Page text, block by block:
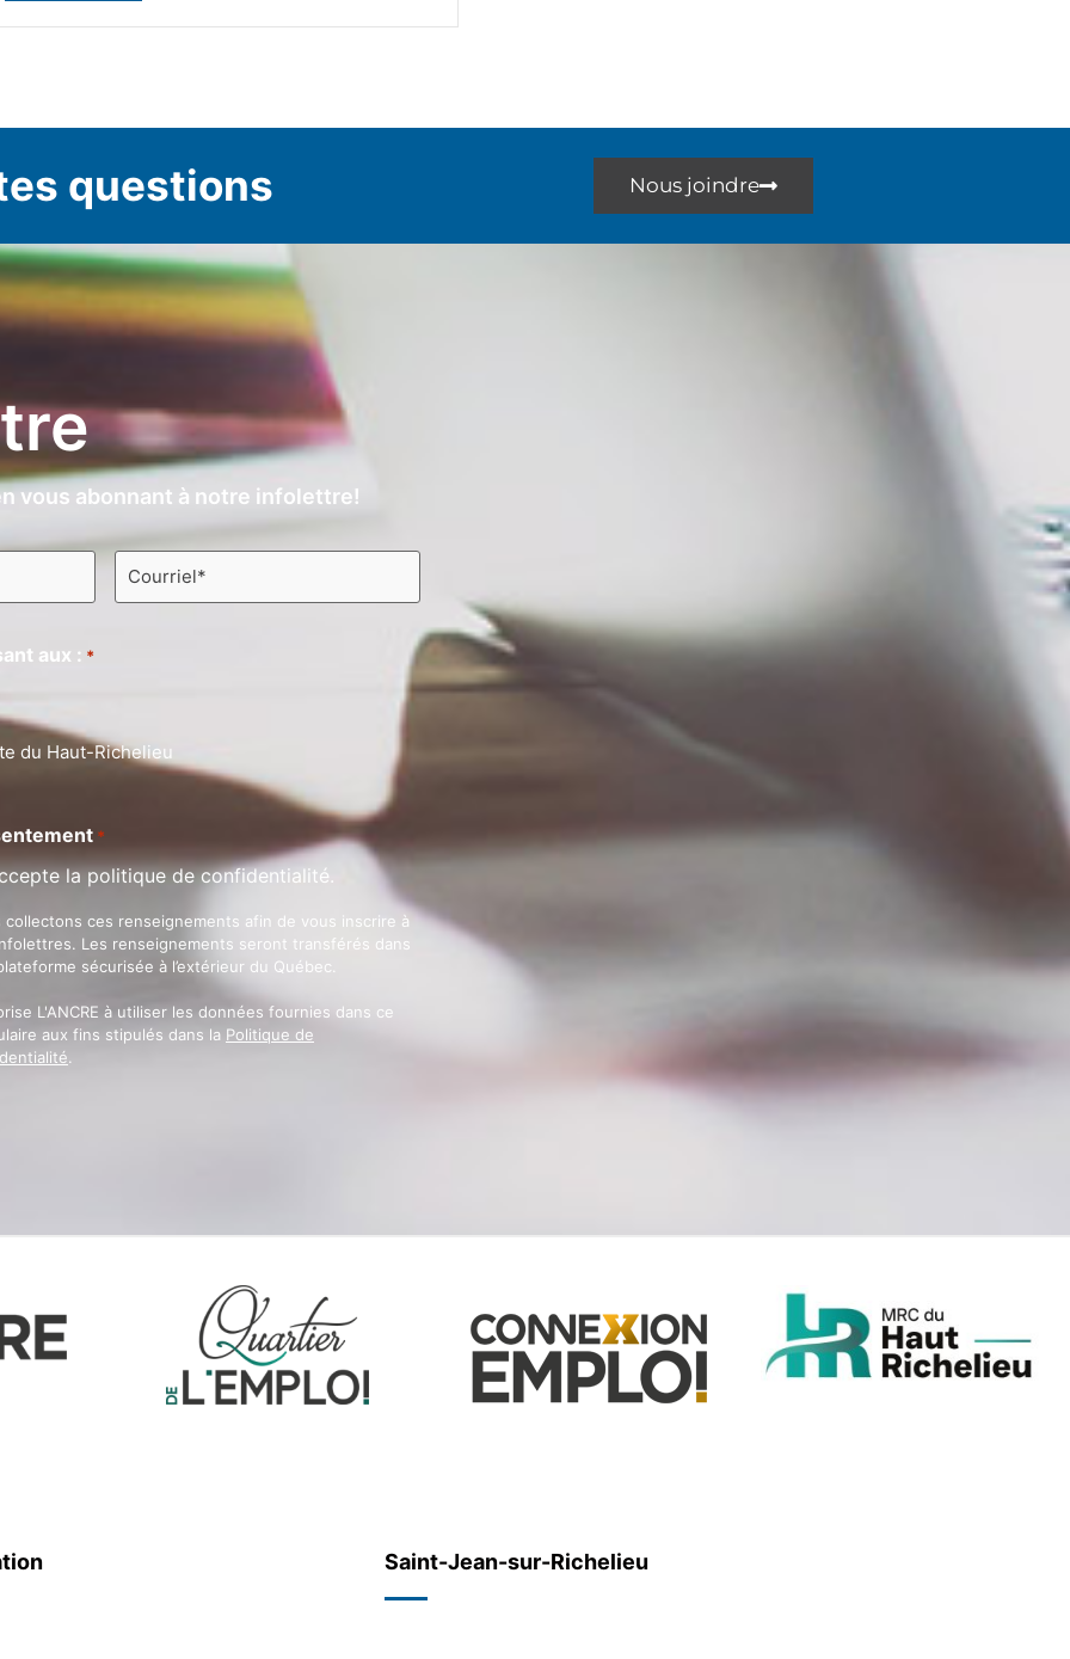
questions Nous joindre
vous abonnant à notre infolettre!
Courriel
aux : *
du Haut-Richelieu
*
la politique de confidentialité.
collectons ces renseignements afin de vous inscrire à
Les renseignements seront transférés dans
sécurisée à l’extérieur du Québec.
L'ANCRE à utiliser les données fournies dans ce
aux fins stipulés dans la Politique de
.
Saint-Jean-sur-Richelieu